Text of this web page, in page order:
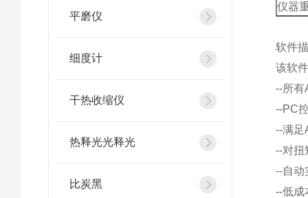
平磨仪
细度计
干热收缩仪
热释光光释光
比炭黑
仪器
软件
该软
--所有
--PC
--满足
--对扭
--自动
--低成